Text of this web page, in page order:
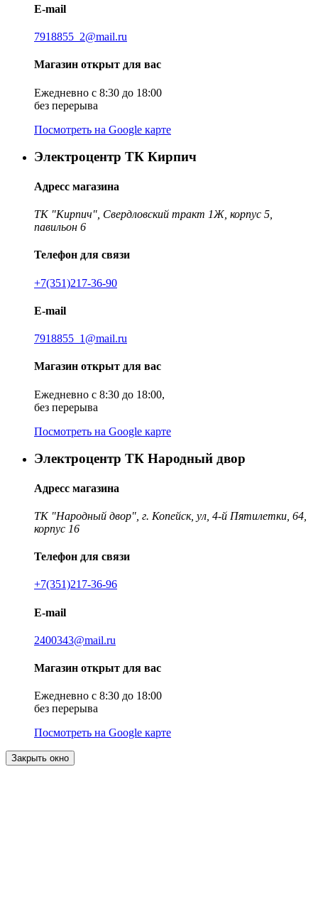
E-mail
7918855_2@mail.ru
Магазин открыт для вас
Ежедневно с 8:30 до 18:00
без перерыва
Посмотреть на Google карте
Электроцентр ТК Кирпич
Адресс магазина
ТК "Кирпич", Свердловский тракт 1Ж, корпус 5,
павильон 6
Телефон для связи
+7(351)217-36-90
E-mail
7918855_1@mail.ru
Магазин открыт для вас
Ежедневно с 8:30 до 18:00,
без перерыва
Посмотреть на Google карте
Электроцентр ТК Народный двор
Адресс магазина
ТК "Народный двор", г. Копейск, ул, 4-й Пятилетки, 64,
корпус 16
Телефон для связи
+7(351)217-36-96
E-mail
2400343@mail.ru
Магазин открыт для вас
Ежедневно с 8:30 до 18:00
без перерыва
Посмотреть на Google карте
Закрыть окно